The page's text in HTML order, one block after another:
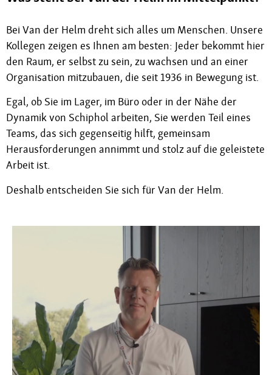
Bei Van der Helm dreht sich alles um Menschen. Unsere
Kollegen zeigen es Ihnen am besten: Jeder bekommt hier
den Raum, er selbst zu sein, zu wachsen und an einer
Organisation mitzubauen, die seit 1936 in Bewegung ist.
Egal, ob Sie im Lager, im Büro oder in der Nähe der
Dynamik von Schiphol arbeiten, Sie werden Teil eines
Teams, das sich gegenseitig hilft, gemeinsam
Herausforderungen annimmt und stolz auf die geleistete
Arbeit ist.
Deshalb entscheiden Sie sich für Van der Helm.